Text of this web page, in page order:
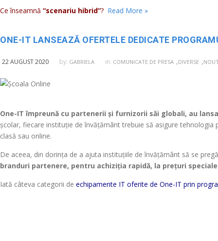
Ce înseamnă “scenariu hibrid”? Read More »
ONE-IT LANSEAZĂ OFERTELE DEDICATE
22 AUGUST 2020 by: GABRIELA in: COMUNICATE DE PRESA ,DIVERSE ,
One-IT împreună cu partenerii și furnizorii săi globali, au
școlar, fiecare instituție de învățământ trebuie să asigure
clasă sau online.
De aceea, din dorința de a ajuta instituțiile de învățământ să se
branduri partenere, pentru achiziția rapidă, la prețuri
Iată câteva categorii de echipamente IT oferite de One-IT prin